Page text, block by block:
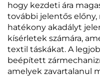
hogy kezdeti ára
további jelentős
hatékony akadályt
kísérletek számára,
textil táskákat. A
beépített
amelyek zavartalanul